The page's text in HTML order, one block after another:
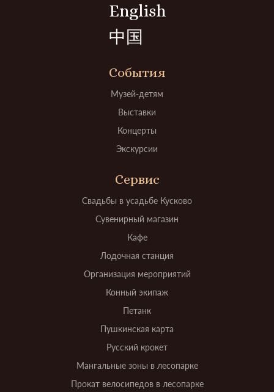
English
中国
События
Музей-детям
Выставки
Концерты
Экскурсии
Сервис
Свадьбы в усадьбе Кусково
Сувенирный магазин
Кафе
Лодочная станция
Организация мероприятий
Конный экипаж
Петанк
Пушкинская карта
Русский крокет
Мангальные зоны в лесопарке
Прокат велосипедов в лесопарке